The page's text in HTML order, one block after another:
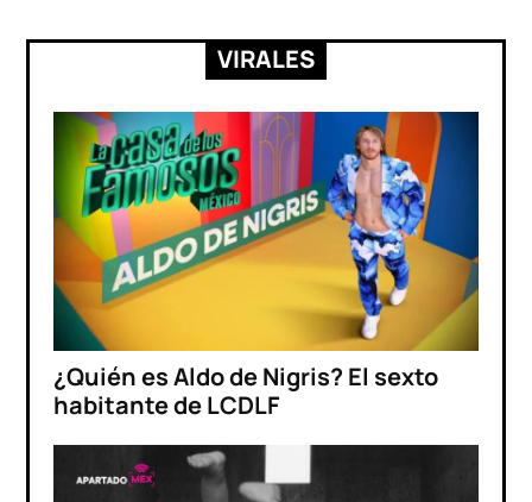
VIRALES
¿Quién es Aldo de Nigris? El sexto
habitante de LCDLF